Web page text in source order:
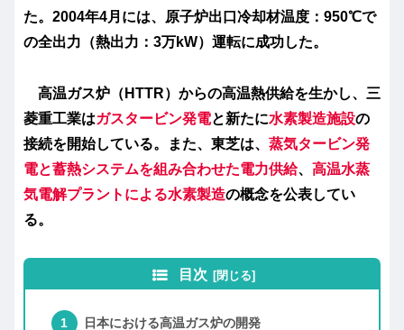
た。2004年4月には、原子炉出口冷却材温度：950℃で
の全出力（熱出力：3万kW）運転に成功した。
高温ガス炉（HTTR）からの高温熱供給を生かし、三
菱重工業はガスタービン発電と新たに水素製造施設の
接続を開始している。また、東芝は、 蒸気タービン発
電と蓄熱システムを組み合わせた電力供給、 高温水蒸
気電解プラントによる水素製造の概念を公表してい
る。
目次
日本における高温ガス炉の開発